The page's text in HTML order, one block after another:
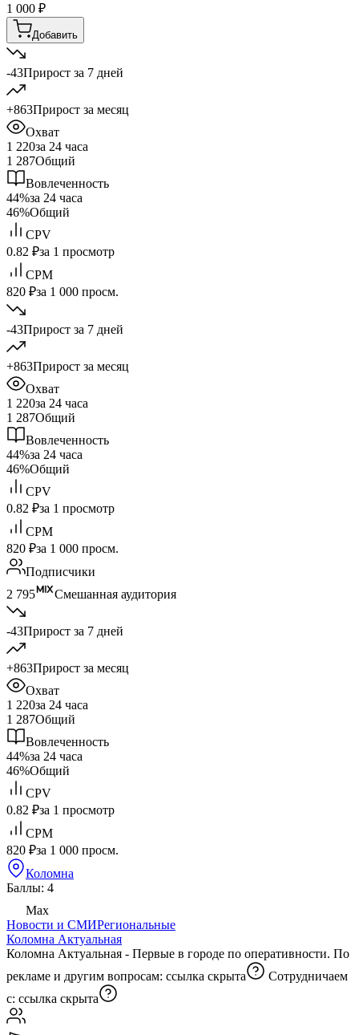
1 000 ₽
Добавить
-43Прирост за 7 дней
+863Прирост за месяц
Охват
1 220за 24 часа
1 287Общий
Вовлеченность
44%за 24 часа
46%Общий
CPV
0.82 ₽за 1 просмотр
CPM
820 ₽за 1 000 просм.
-43Прирост за 7 дней
+863Прирост за месяц
Охват
1 220за 24 часа
1 287Общий
Вовлеченность
44%за 24 часа
46%Общий
CPV
0.82 ₽за 1 просмотр
CPM
820 ₽за 1 000 просм.
Подписчики
2 795
Смешанная аудитория
-43Прирост за 7 дней
+863Прирост за месяц
Охват
1 220за 24 часа
1 287Общий
Вовлеченность
44%за 24 часа
46%Общий
CPV
0.82 ₽за 1 просмотр
CPM
820 ₽за 1 000 просм.
Коломна
Баллы: 4
Max
Новости и СМИРегиональные
Коломна Актуальная
Коломна Актуальная - Первые в городе по оперативности. По
рекламе и другим вопросам: ссылка скрыта
Сотрудничаем
с: ссылка скрыта